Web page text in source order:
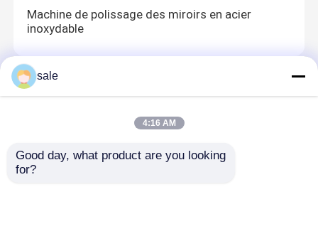
Machine de polissage des miroirs en acier
inoxydable
Machine automatique de polissage de tuyaux
Machine de polissage de tuyaux chromée à la
surface de la tigeTrouille hydraulique de cylindre
sale
4:16 AM
Good day, what product are you looking
for?